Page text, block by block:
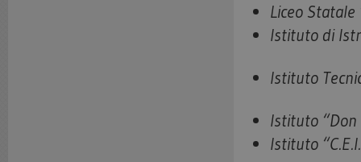
Liceo
Istituto di
Istituto
Istituto
Istituto